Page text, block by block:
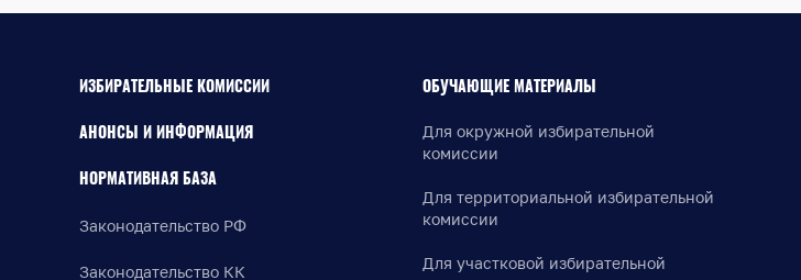
ИЗБИРАТЕЛЬНЫЕ КОМИССИИ
АНОНСЫ И ИНФОРМАЦИЯ
НОРМАТИВНАЯ БАЗА
Законодательство РФ
Законодательство КК
ОБУЧАЮЩИЕ МАТЕРИАЛЫ
Для окружной избирательной
комиссии
Для территориальной избирательной
комиссии
Для участковой избирательной